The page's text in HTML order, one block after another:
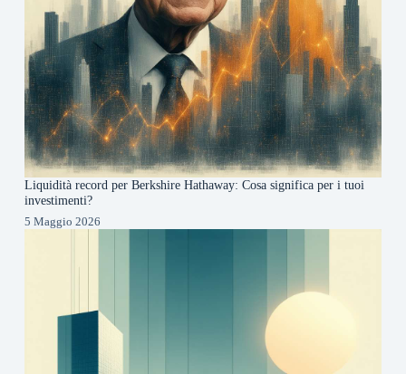
Liquidità record per Berkshire Hathaway: Cosa significa per i tuoi
investimenti?
5 Maggio 2026